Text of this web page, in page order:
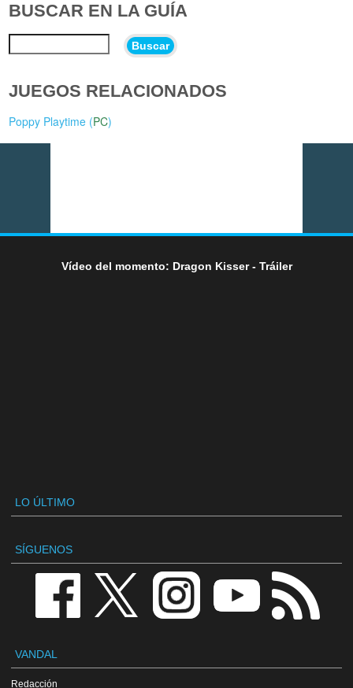
BUSCAR EN LA GUÍA
Buscar
JUEGOS RELACIONADOS
Poppy Playtime (PC)
Vídeo del momento: Dragon Kisser - Tráiler
LO ÚLTIMO
SÍGUENOS
VANDAL
Redacción